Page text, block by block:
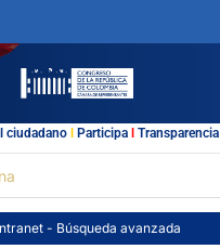
ciudadano l Participal Transparencia
- Búsqueda avanzada